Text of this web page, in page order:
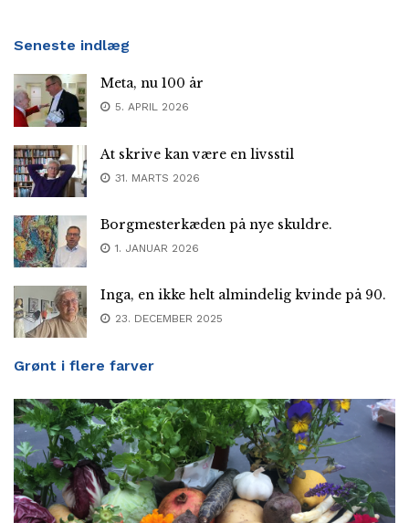
Seneste indlæg
Meta, nu 100 år
5. APRIL 2026
At skrive kan være en livsstil
31. MARTS 2026
Borgmesterkæden på nye skuldre.
1. JANUAR 2026
Inga, en ikke helt almindelig kvinde på 90.
23. DECEMBER 2025
Grønt i flere farver